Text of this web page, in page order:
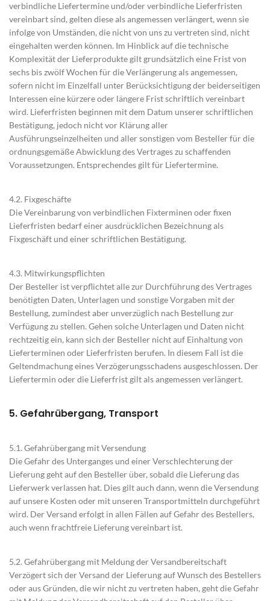
verbindliche Liefertermine und/oder verbindliche Lieferfristen
vereinbart sind, gelten diese als angemessen verlängert, wenn sie
infolge von Umständen, die nicht von uns zu vertreten sind, nicht
eingehalten werden können. Im Hinblick auf die technische
Komplexität der Lieferprodukte gilt grundsätzlich eine Frist von
sechs bis zwölf Wochen für die Verlängerung als angemessen,
sofern nicht im Einzelfall unter Berücksichtigung der beiderseitigen
Interessen eine kürzere oder längere Frist schriftlich vereinbart
wird. Lieferfristen beginnen mit dem Datum unserer schriftlichen
Bestätigung, jedoch nicht vor Klärung aller
Ausführungseinzelheiten und aller sonstigen vom Besteller für die
ordnungsgemäße Abwicklung des Vertrages zu schaffenden
Voraussetzungen. Entsprechendes gilt für Liefertermine.
4.2. Fixgeschäfte
Die Vereinbarung von verbindlichen Fixterminen oder fixen
Lieferfristen bedarf einer ausdrücklichen Bezeichnung als
Fixgeschäft und einer schriftlichen Bestätigung.
4.3. Mitwirkungspflichten
Der Besteller ist verpflichtet alle zur Durchführung des Vertrages
benötigten Daten, Unterlagen und sonstige Vorgaben mit der
Bestellung, zumindest aber unverzüglich nach Bestellung zur
Verfügung zu stellen. Gehen solche Unterlagen und Daten nicht
rechtzeitig ein, kann sich der Besteller nicht auf Einhaltung von
Lieferterminen oder Lieferfristen berufen. In diesem Fall ist die
Geltendmachung eines Verzögerungsschadens ausgeschlossen. Der
Liefertermin oder die Lieferfrist gilt als angemessen verlängert.
5. Gefahrübergang, Transport
5.1. Gefahrübergang mit Versendung
Die Gefahr des Unterganges und einer Verschlechterung der
Lieferung geht auf den Besteller über, sobald die Lieferung das
Lieferwerk verlassen hat. Dies gilt auch dann, wenn die Versendung
auf unsere Kosten oder mit unseren Transportmitteln durchgeführt
wird. Der Versand erfolgt in allen Fällen auf Gefahr des Bestellers,
auch wenn frachtfreie Lieferung vereinbart ist.
5.2. Gefahrübergang mit Meldung der Versandbereitschaft
Verzögert sich der Versand der Lieferung auf Wunsch des Bestellers
oder aus Gründen, die wir nicht zu vertreten haben, geht die Gefahr